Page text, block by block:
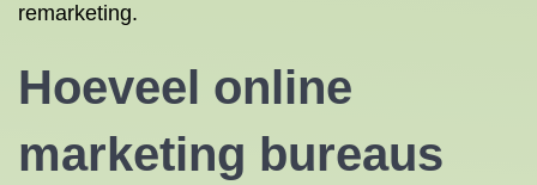
remarketing.
Hoeveel online
marketing bureaus